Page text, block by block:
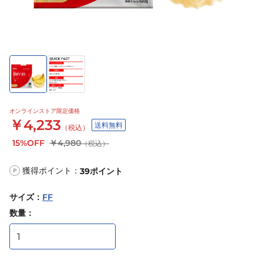
オンラインストア限定価格
￥4,233 （税込） 送料無料
15%OFF ￥4,980（税込）
P 獲得ポイント： 39ポイント
サイズ： FF
数量：